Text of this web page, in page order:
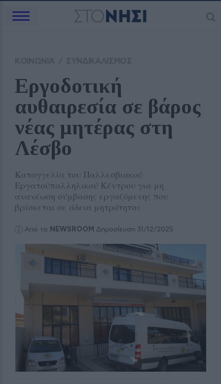
Εργοδοτική
αυθαιρεσία σε βάρος
νέας μητέρας στη
Λέσβο
Καταγγελία του Παλλεσβιακού
Εργατοϋπαλληλικού Κέντρου για μη
ανανέωση σύμβασης εργαζόμενης που
βρίσκεται σε άδεια μητρότητας
Από το NEWSROOM Δημοσίευση 31/12/2025